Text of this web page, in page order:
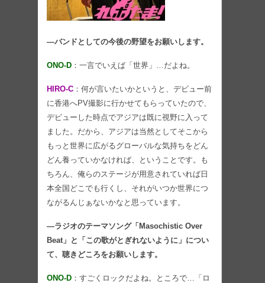
―バンドとしての今後の野望をお願いします。
ONO-D ：一言でいえば「世界」…だよね。
HIRO-C ：何が言いたいかというと、デビュー前
に香港へPV撮影に行かせてもらっていたので、
デビューした時点でアジアは既に視野に入って
ました。だから、アジアは当然としてそこから
もっと世界に広がるグローバルな気持ちをどん
どん養っていかなければ、ということです。も
ちろん、俺らのステージが用意されていれば日
本全国どこでも行くし、それがいつか世界につ
ながるんじぁないかなと思っています。
―ラジオのテーマソング「Masochistic Over
Beat」と「この歌がとぎれないように」につい
て、聴きどころをお願いします。
ONO-D ：すごくロックだよね。ところで…「ロ